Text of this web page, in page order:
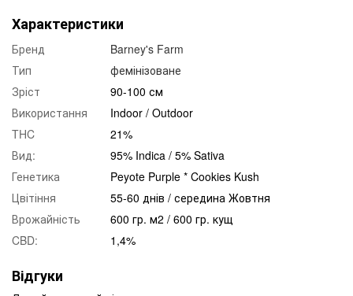
Характеристики
Бренд
Barney's Farm
Тип
фемінізоване
Зріст
90-100 см
Використання
Indoor / Outdoor
THC
21%
Вид:
95% Indica / 5% Sativa
Генетика
Peyote Purple * Cookies Kush
Цвітіння
55-60 днів / середина Жовтня
Врожайність
600 гр. м2 / 600 гр. кущ
CBD:
1,4%
Відгуки